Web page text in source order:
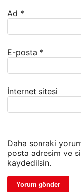
Ad *
E-posta *
İnternet sitesi
Daha sonraki
posta adresim ve
kaydedilsin.